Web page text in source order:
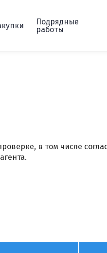
Подрядные
работы
в том числе